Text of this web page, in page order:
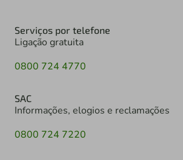
Serviços por telefone
Ligação gratuita
0800 724 4770
SAC
Informações, elogios e reclamações
0800 724 7220